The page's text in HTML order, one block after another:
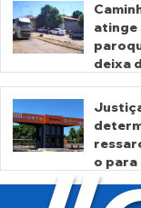
atinge
deixa
mortas
Crixás
há 2 dias
o para
de 600